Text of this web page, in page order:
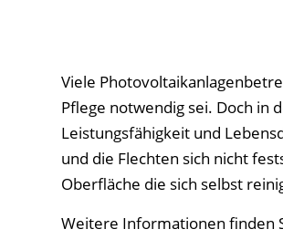
Viele
Pflege notwendig sei. Doch in
Leistungsfähigkeit und
und die Flechten sich nicht
Oberfläche die sich selbst
Weitere Informationen finden